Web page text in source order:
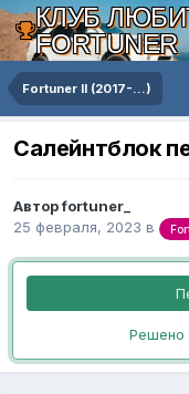
КЛУБ
FORTUNER
Fortuner II (2017-...)
Салейнтблок
Автор fortuner_
25 февраля, 2023 в
Решено